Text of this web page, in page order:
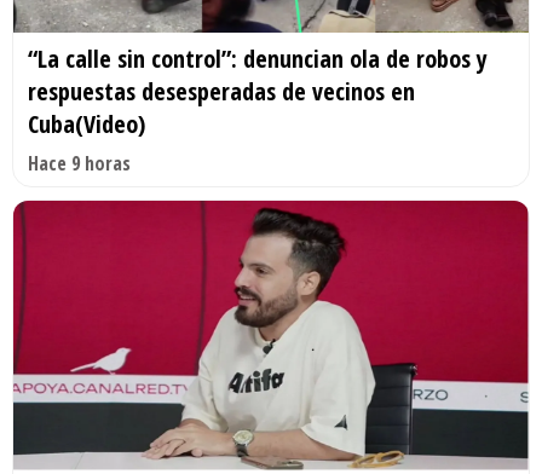
“La calle sin control”: denuncian ola de robos y
respuestas desesperadas de vecinos en
Cuba(Video)
Hace 9 horas